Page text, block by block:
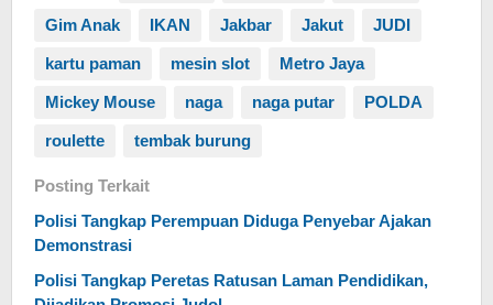
Gim Anak IKAN Jakbar Jakut JUDI
kartu paman mesin slot Metro Jaya
Mickey Mouse naga naga putar POLDA
roulette tembak burung
Posting Terkait
Polisi Tangkap Perempuan Diduga Penyebar Ajakan
Demonstrasi
Polisi Tangkap Peretas Ratusan Laman Pendidikan,